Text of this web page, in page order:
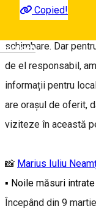
Deutsch
Copied!
și în ce condiții te
schimbare. Dar
de el responsabil,
informații pentru
are orașul de oferit,
viziteze în această
📸 Marius Iuliu
▪ Noile măsuri
Începând din 9